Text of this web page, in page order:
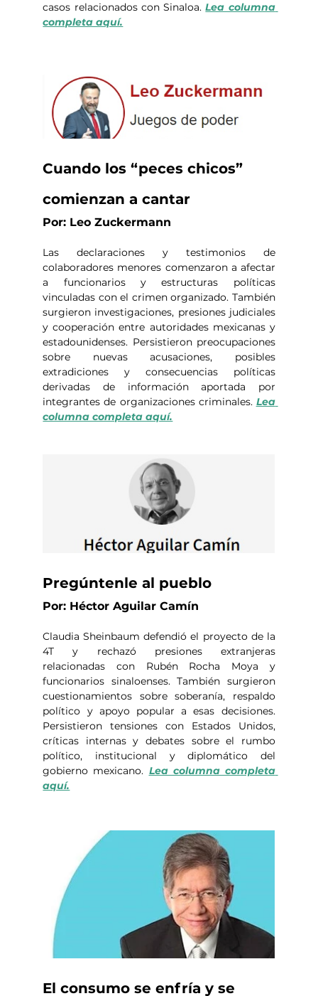
casos relacionados con Sinaloa. Lea columna
completa aquí.
Cuando los “peces chicos”
comienzan a cantar
Por: Leo Zuckermann
Las declaraciones y testimonios de
colaboradores menores comenzaron a afectar
a funcionarios y estructuras políticas
vinculadas con el crimen organizado. También
surgieron investigaciones, presiones judiciales
y cooperación entre autoridades mexicanas y
estadounidenses. Persistieron preocupaciones
sobre nuevas acusaciones, posibles
extradiciones y consecuencias políticas
derivadas de información aportada por
integrantes de organizaciones criminales. Lea
columna completa aquí.
Pregúntenle al pueblo
Por: Héctor Aguilar Camín
Claudia Sheinbaum defendió el proyecto de la
4T y rechazó presiones extranjeras
relacionadas con Rubén Rocha Moya y
funcionarios sinaloenses. También surgieron
cuestionamientos sobre soberanía, respaldo
político y apoyo popular a esas decisiones.
Persistieron tensiones con Estados Unidos,
críticas internas y debates sobre el rumbo
político, institucional y diplomático del
gobierno mexicano. Lea columna completa
aquí.
El consumo se enfría y se